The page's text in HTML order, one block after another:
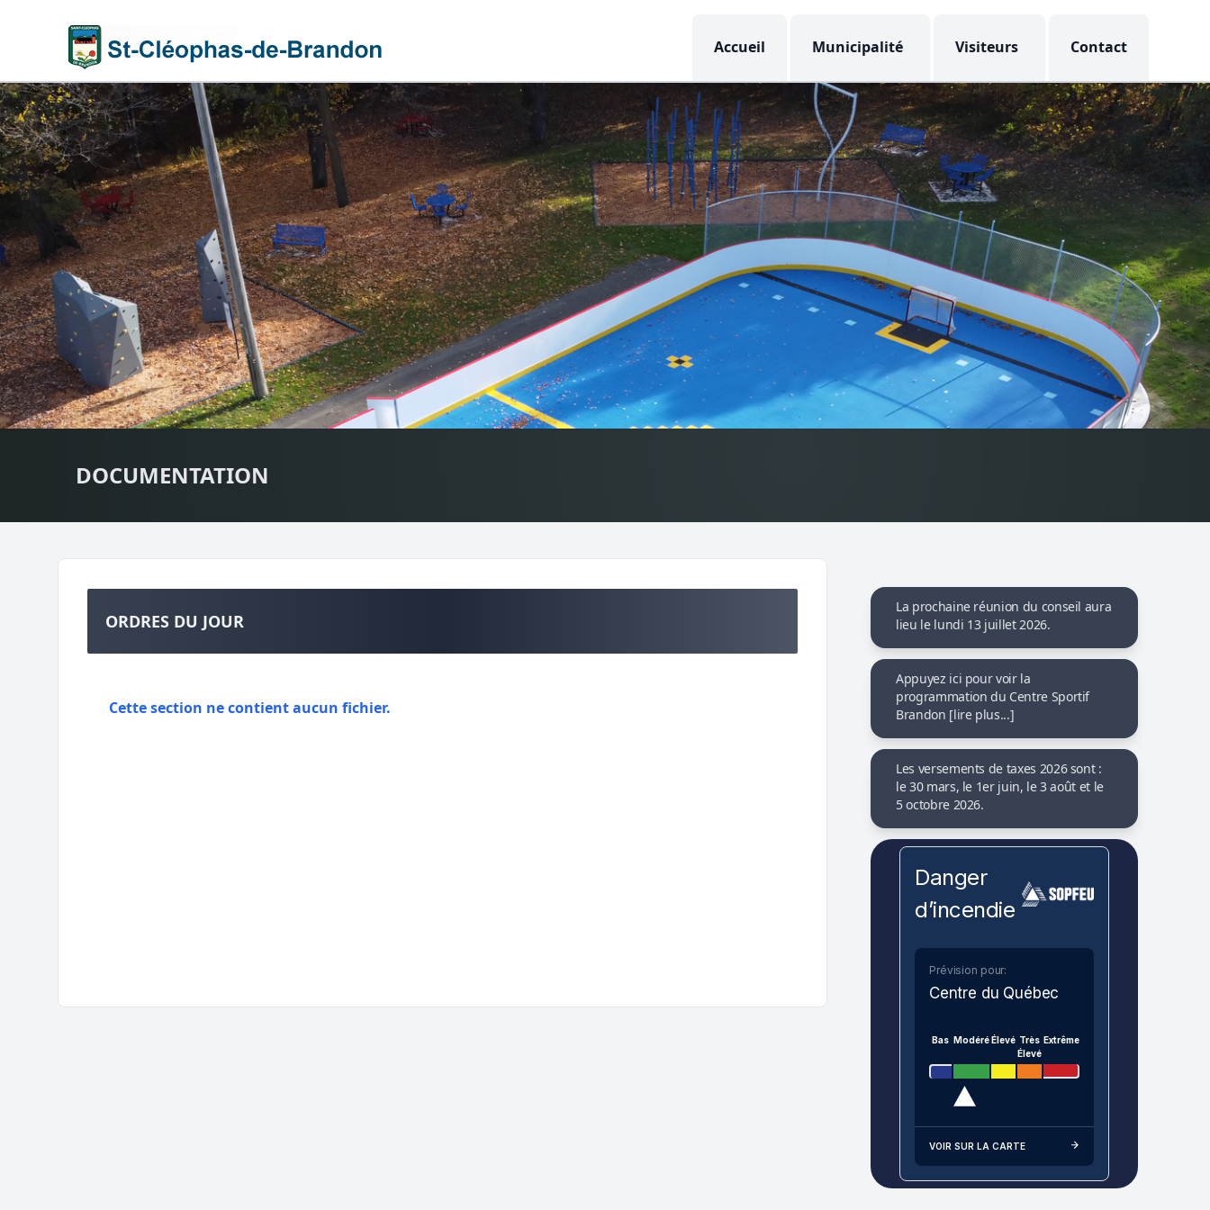
Accueil Municipalité Visiteurs Contact
DOCUMENTATION
ORDRES DU JOUR
Cette section ne contient aucun fichier.
La prochaine réunion du conseil aura
lieu le lundi 13 juillet 2026.
Appuyez ici pour voir la
programmation du Centre Sportif
Brandon [lire plus...]
Les versements de taxes 2026 sont :
le 30 mars, le 1er juin, le 3 août et le
5 octobre 2026.
Danger
d’incendie
Prévision pour:
Centre du Québec
Bas ModéréÉlevé Très
Élevé
Extrême
VOIR SUR LA CARTE